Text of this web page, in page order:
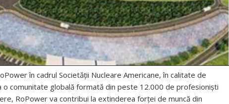
în cadrul Societății Nucleare Americane, în calitate de
comunitate globală formată din peste 12.000 de profesioniști
RoPower va contribui la extinderea forței de muncă din